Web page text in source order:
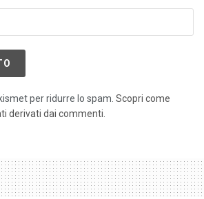
per ridurre lo spam. Scopri come
derivati dai commenti